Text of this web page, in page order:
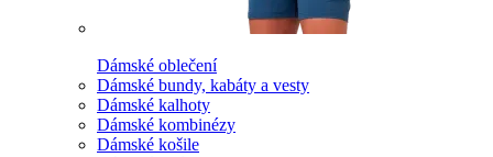
Dámské oblečení
Dámské bundy, kabáty a vesty
Dámské kalhoty
Dámské kombinézy
Dámské košile